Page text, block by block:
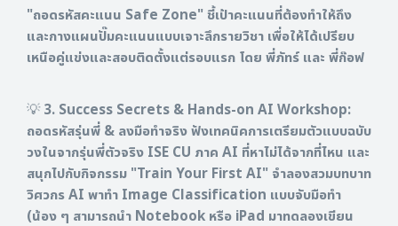
"ถอดรหัสคะแนน Safe Zone" ชี้เป้าคะแนนที่ต้องทำให้ถึง
และกางแผนปั๊มคะแนนแบบเจาะลึกรายวิชา เพื่อให้ได้เปรียบ
เหนือคู่แข่งและสอบติดตั้งแต่รอบแรก โดย พี่ภัทร์ และ พี่ก๊อฟ
💡 3. Success Secrets & Hands-on AI Workshop:
ถอดรหัสรุ่นพี่ & ลงมือทำจริง ฟังเทคนิคการเตรียมตัวแบบฉบับ
วงในจากรุ่นพี่ตัวจริง ISE CU ภาค AI ที่หาไม่ได้จากที่ไหน และ
สนุกไปกับกิจกรรม "Train Your First AI" จำลองสวมบทบาท
วิศวกร AI พาทำ Image Classification แบบจับมือทำ
(น้อง ๆ สามารถนำ Notebook หรือ iPad มาทดลองเขียน